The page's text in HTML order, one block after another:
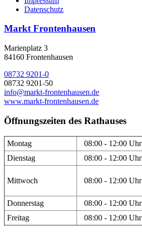
Datenschutz
Markt Frontenhausen
Marienplatz 3
84160 Frontenhausen
08732 9201-0
08732 9201-50
info@markt-frontenhausen.de
www.markt-frontenhausen.de
Öffnungszeiten des Rathauses
Montag 08:00 - 12:00 Uhr
Dienstag
08:00 - 12:00 Uhr
Mittwoch 08:00 - 12:00 Uhr
Donnerstag 08:00 - 12:00 Uhr
Freitag
08:00 - 12:00 Uhr